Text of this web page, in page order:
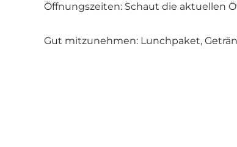
Öffnungszeiten: Schaut die aktuellen
Gut mitzunehmen: Lunchpaket,